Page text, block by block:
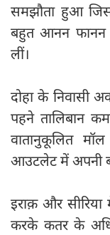
समझौता हुआ
बहुत आनन फानन
लीं।
दोहा के निवासी
पहने तालिबान
वातानुकूलित
आउटलेट में अपनी
इराक़ और
करके कतर के